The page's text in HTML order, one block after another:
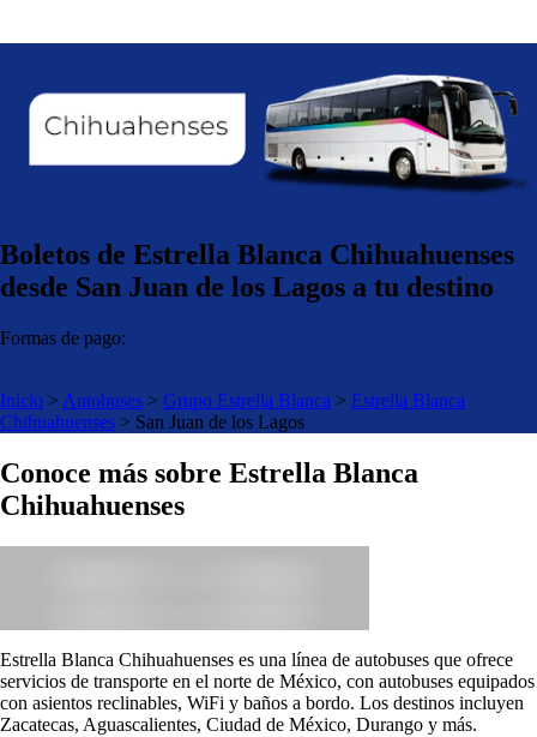
Boletos de Estrella Blanca Chihuahuenses
desde San Juan de los Lagos a tu destino
Formas de pago:
Inicio > Autobuses > Grupo Estrella Blanca > Estrella Blanca
Chihuahuenses > San Juan de los Lagos
Conoce más sobre Estrella Blanca
Chihuahuenses
Estrella Blanca Chihuahuenses es una línea de autobuses que ofrece
servicios de transporte en el norte de México, con autobuses equipados
con asientos reclinables, WiFi y baños a bordo. Los destinos incluyen
Zacatecas, Aguascalientes, Ciudad de México, Durango y más.